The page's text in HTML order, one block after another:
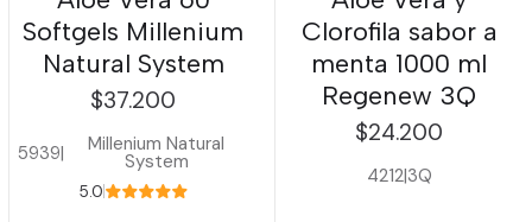
Softgels Millenium
Natural System
$37.200
5939| Millenium Natural
System
5.0
Clorofila sabor a
menta 1000 ml
Regenew 3Q
$24.200
4212|3Q